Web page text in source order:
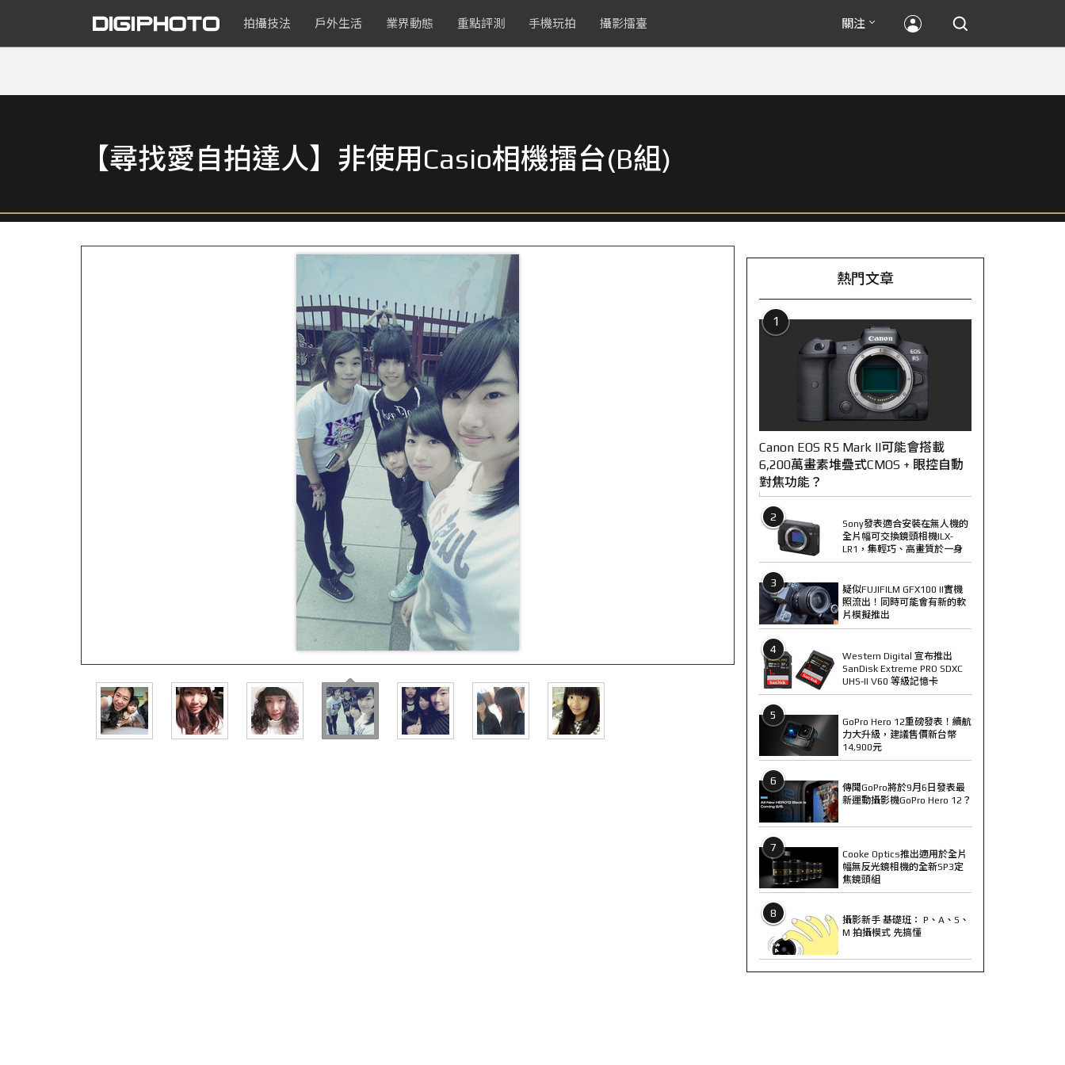
拍攝技法 戶外生活 業界動態 重點評測 手機玩拍 攝影擂臺 關注
【尋找愛自拍達人】非使用Casio相機擂台(B組)
熱門文章
1
Canon EOS R5 Mark II可能會搭載
6,200萬畫素堆疊式CMOS + 眼控自動
對焦功能？
2
Sony發表適合安裝在無人機的
全片幅可交換鏡頭相機ILX-
LR1，集輕巧、高畫質於一身
3
疑似FUJIFILM GFX100 II實機
照流出！同時可能會有新的軟
片模擬推出
4
Western Digital 宣布推出
SanDisk Extreme PRO SDXC
UHS-II V60 等級記憶卡
5
GoPro Hero 12重磅發表！續航
力大升級，建議售價新台幣
14,900元
6
傳聞GoPro將於9月6日發表最
新運動攝影機GoPro Hero 12？
7
Cooke Optics推出適用於全片
幅無反光鏡相機的全新SP3定
焦鏡頭組
8
攝影新手 基礎班： P、A、S、
M 拍攝模式 先搞懂